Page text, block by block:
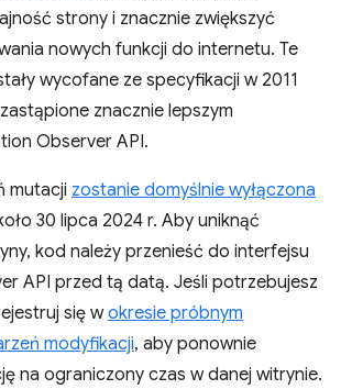
strony i znacznie zwiększyć
nowych funkcji do internetu. Te
wycofane ze specyfikacji w 2011
znacznie lepszym
Observer API.
mutacji zostanie domyślnie wyłączona
30 lipca 2024 r. Aby uniknąć
kod należy przenieść do interfejsu
API przed tą datą. Jeśli potrzebujesz
się wokresie próbnym
modyfikacji, aby ponownie
na ograniczony czas w danej witrynie.